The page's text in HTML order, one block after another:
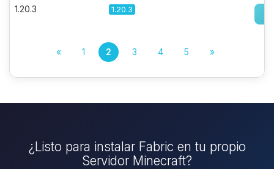
1.20.3 1.20.3
« 1 2 3 4 5 »
¿Listo para instalar Fabric en tu propio
Servidor Minecraft?